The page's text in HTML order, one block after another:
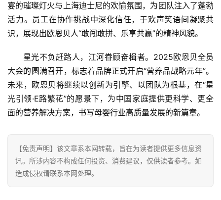
宴的璀璨灯火与上海迪士尼的欢愉氛围，为团队注入了蓬勃
活力。员工在协作挑战中深化信任，于欢声笑语间凝聚共
识，展现出欧恩贝人“敢闯敢拼、乐享共赢”的精神风貌。
星光不负赶路人，江河眷顾奋楫者。2025欧恩贝全员
大会的圆满召开，标志着品牌正式开启“营养品战略元年”。
未来，欧恩贝将继续以创新为引擎、以团队为根基，在“星
光引领·E路繁花”的愿景下，为中国家庭提供更科学、更全
面的营养解决方案，书写母婴行业高质量发展的新篇章。
【免责声明】该文章系本网转载，旨在为读者提供更多信息资
讯。所涉内容不构成任何投资、消费建议，仅供读者参考。如
造成侵权请联系本网处理。